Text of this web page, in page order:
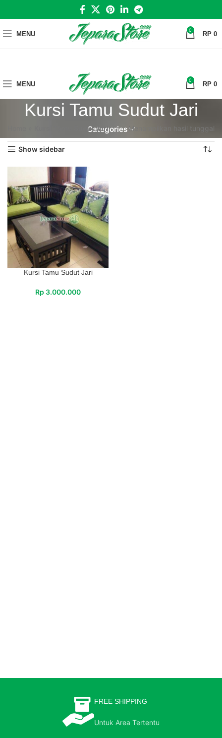
MENU 0 RP 0
MENU 0 RP 0
Kursi Tamu Sudut Jari
Categories
Kursi Tamu Sudut Jari Menampilkan hasil tunggal
Show sidebar
Kursi Tamu Sudut Jari
Rp 3.000.000
FREE SHIPPING
Untuk Area Tertentu